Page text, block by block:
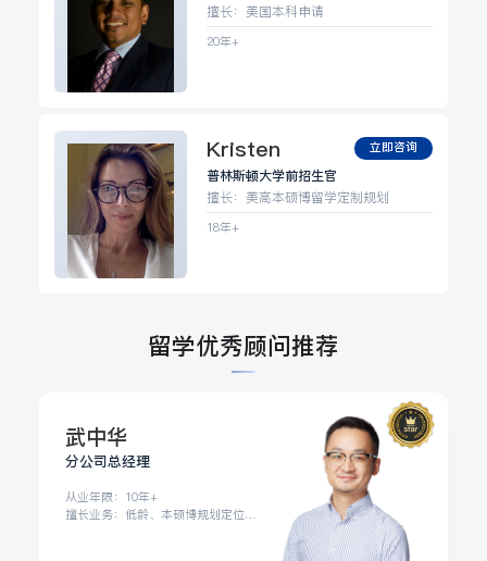
擅长：美国本科申请
20年+
Kristen
普林斯顿大学前招生官
擅长：美高本硕博留学定制规划
18年+
立即咨询
留学优秀顾问推荐
武中华
分公司总经理
从业年限：10年+
擅长业务：低龄、本硕博规划定位、